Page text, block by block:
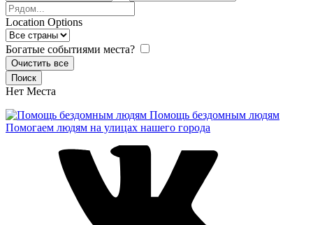
Рядом...
Location Options
Страна
Богатые событиями места?
Очистить все
Поиск
Нет Места
Помощь бездомным людям
Помогаем людям на улицах нашего города